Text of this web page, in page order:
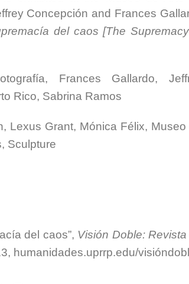
Concepción and Frances
del caos [The
Frances Gallardo,
Rico, Sabrina Ramos
Lexus Grant, Mónica Félix, Museo
Sculpture
del caos”, Visión Doble: Revista
humanidades.uprrp.edu/